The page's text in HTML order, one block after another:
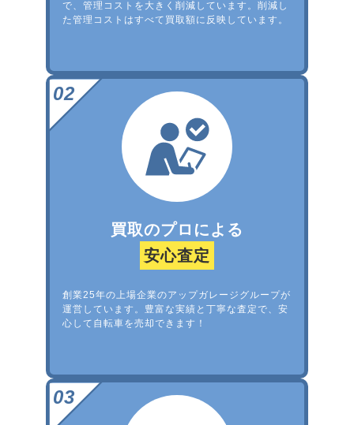
で、管理コストを大きく削減しています。削減し
た管理コストはすべて買取額に反映しています。
買取のプロによる
安心査定
創業25年の上場企業のアップガレージグループが
運営しています。豊富な実績と丁寧な査定で、安
心して自転車を売却できます！